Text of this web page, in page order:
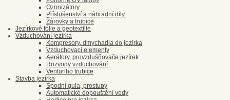
Ozonizátory
Příslušenství a náhradní díly
Žárovky a trubice
Jezírkové fólie a geotextilie
Vzduchování jezírka
Kompresory, dmychadla do jezírka
Vzduchovací elementy
Aerátory, provzdušňovače jezírek
Rozvody vzduchování
Venturiho trubice
Stavba jezírka
Spodní gula, prostupy
Automatické dopouštění vody